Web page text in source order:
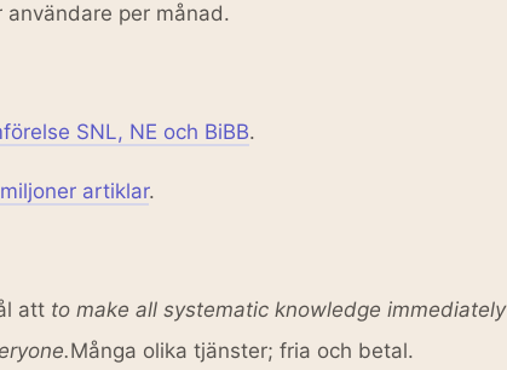
per månad.
SNL, NE och BiBB.
artiklar.
att to make all systematic knowledge immediately
Många olika tjänster; fria och betal.